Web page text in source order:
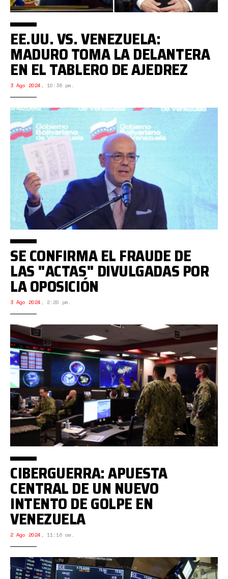
EE.UU. VS. VENEZUELA:
MADURO TOMA LA DELANTERA
EN EL TABLERO DE AJEDREZ
3 Ago 2024 , 10:36 pm.
SE CONFIRMA EL FRAUDE DE
LAS "ACTAS" DIVULGADAS POR
LA OPOSICIÓN
3 Ago 2024 , 2:20 pm.
CIBERGUERRA: APUESTA
CENTRAL DE UN NUEVO
INTENTO DE GOLPE EN
VENEZUELA
2 Ago 2024 , 11:16 am.